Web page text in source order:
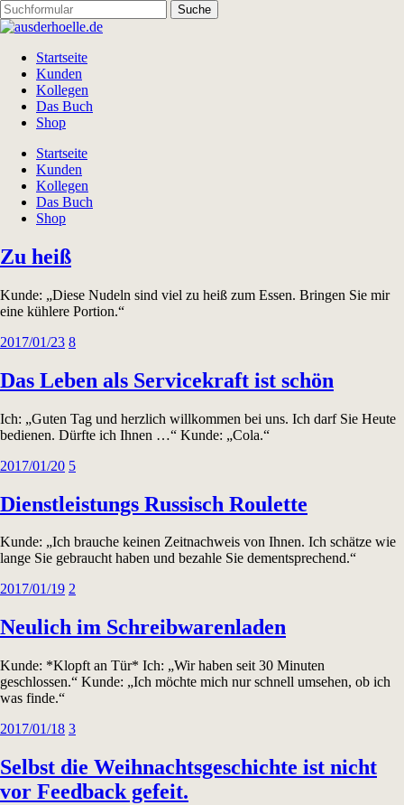
Startseite
Kunden
Kollegen
Das Buch
Shop
Startseite
Kunden
Kollegen
Das Buch
Shop
Zu heiß
Kunde: „Diese Nudeln sind viel zu heiß zum Essen. Bringen Sie mir
eine kühlere Portion.“
2017/01/23 8
Das Leben als Servicekraft ist schön
Ich: „Guten Tag und herzlich willkommen bei uns. Ich darf Sie Heute
bedienen. Dürfte ich Ihnen …“ Kunde: „Cola.“
2017/01/20 5
Dienstleistungs Russisch Roulette
Kunde: „Ich brauche keinen Zeitnachweis von Ihnen. Ich schätze wie
lange Sie gebraucht haben und bezahle Sie dementsprechend.“
2017/01/19 2
Neulich im Schreibwarenladen
Kunde: *Klopft an Tür* Ich: „Wir haben seit 30 Minuten
geschlossen.“ Kunde: „Ich möchte mich nur schnell umsehen, ob ich
was finde.“
2017/01/18 3
Selbst die Weihnachtsgeschichte ist nicht
vor Feedback gefeit.